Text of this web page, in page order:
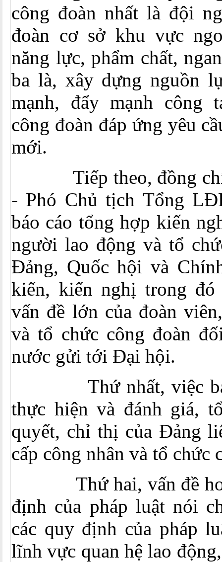
công đoàn nhất là đội
đoàn cơ sở khu vực
năng lực, phẩm chất,
ba là, xây dựng nguồn
mạnh, đẩy mạnh công
công đoàn đáp ứng yêu
mới.
Tiếp theo, đồng chí
- Phó Chủ tịch Tổng
báo cáo tổng hợp kiến
người lao động và tổ
Đảng, Quốc hội và
kiến, kiến nghị trong
vấn đề lớn của đoàn
và tổ chức công đoàn
nước gửi tới Đại hội.
Thứ nhất, việc ban
thực hiện và đánh giá,
quyết, chỉ thị của Đảng
cấp công nhân và tổ chức
Thứ hai, vấn đề
định của pháp luật nói
các quy định của pháp
lĩnh vực quan hệ lao